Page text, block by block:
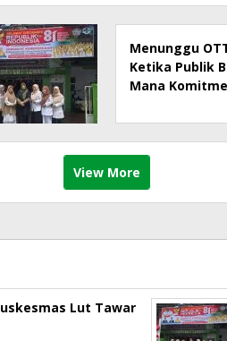
Menunggu
Ketika Publik
Mana
View More
Lut Tawar